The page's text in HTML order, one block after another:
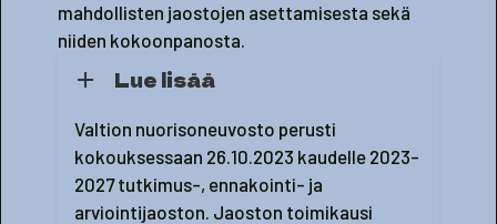
mahdollisten jaostojen asettamisesta sekä
niiden kokoonpanosta.
Lue lisää
Valtion nuorisoneuvosto perusti
kokouksessaan 26.10.2023 kaudelle 2023-
2027 tutkimus-, ennakointi- ja
arviointijaoston. Jaoston toimikausi